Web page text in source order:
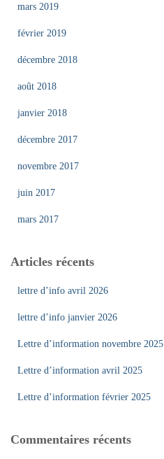
mars 2019
février 2019
décembre 2018
août 2018
janvier 2018
décembre 2017
novembre 2017
juin 2017
mars 2017
Articles récents
lettre d’info avril 2026
lettre d’info janvier 2026
Lettre d’information novembre 2025
Lettre d’information avril 2025
Lettre d’information février 2025
Commentaires récents